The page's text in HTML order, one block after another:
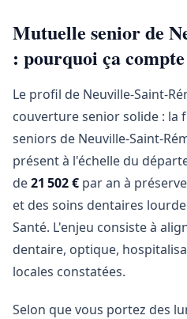
Mutuelle senior de
: pourquoi ça
Le profil de Neuville-Saint-
couverture senior solide :
seniors de Neuville-Saint-
présent à l'échelle du
de21 502 € par an à
et des soins dentaires
Santé. L'enjeu consiste à
dentaire, optique,
locales constatées.
Selon que vous portez des